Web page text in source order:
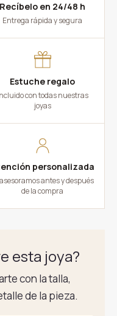
Recíbelo en 24/48 h
Entrega rápida y segura
Estuche regalo
con todas nuestras
joyas
personalizada
antes y después
de la compra
esta joya?
con la talla,
de la pieza.